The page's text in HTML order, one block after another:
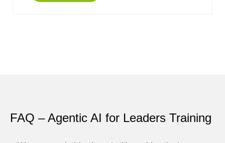
FAQ – Agentic AI for Leaders Training